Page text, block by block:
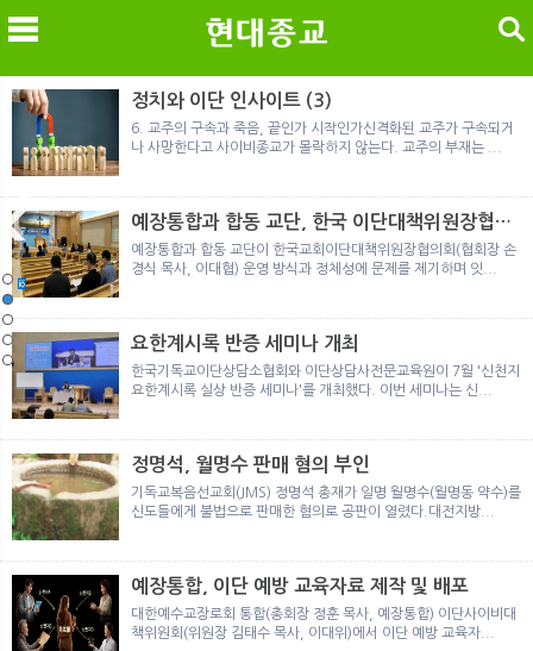
메 검
노르웨이 재판이 남긴 흔적
정통의 가면을 쓴 박옥수 구원파 협력기관
일본 통일교, 해산명령 이후 본격적인 청산 절차 돌입
여호와의 증인 2세와 학교생활
「현대종교」, 주님의교회 민사소송에 승소
노르웨이 재판이 남긴 흔적
정통의 가면을 쓴 박옥수 구원파 협력기관
정치와 이단 인사이트 (3)
6. 교주의 구속과 죽음, 끝인가 시작인가신격화된 교주가 구속되거
나 사망한다고 사이비종교가 몰락하지 않는다. 교주의 부재는 ...
예장통합과 합동 교단, 한국 이단대책위원장협의
회 탈퇴
예장통합과 합동 교단이 한국교회이단대책위원장협의회(협회장 손
경식 목사, 이대협) 운영 방식과 정체성에 문제를 제기하며 잇...
요한계시록 반증 세미나 개최
한국기독교이단상담소협회와 이단상담사전문교육원이 7월 '신천지
요한계시록 실상 반증 세미나'를 개최했다. 이번 세미나는 신...
정명석, 월명수 판매 혐의 부인
기독교복음선교회(JMS) 정명석 총재가 일명 월명수(월명동 약수)를
신도들에게 불법으로 판매한 혐의로 공판이 열렸다.대전지방...
예장통합, 이단 예방 교육자료 제작 및 배포
대한예수교장로회 통합(총회장 정훈 목사, 예장통합) 이단사이비대
책위원회(위원장 김태수 목사, 이대위)에서 이단 예방 교육자...